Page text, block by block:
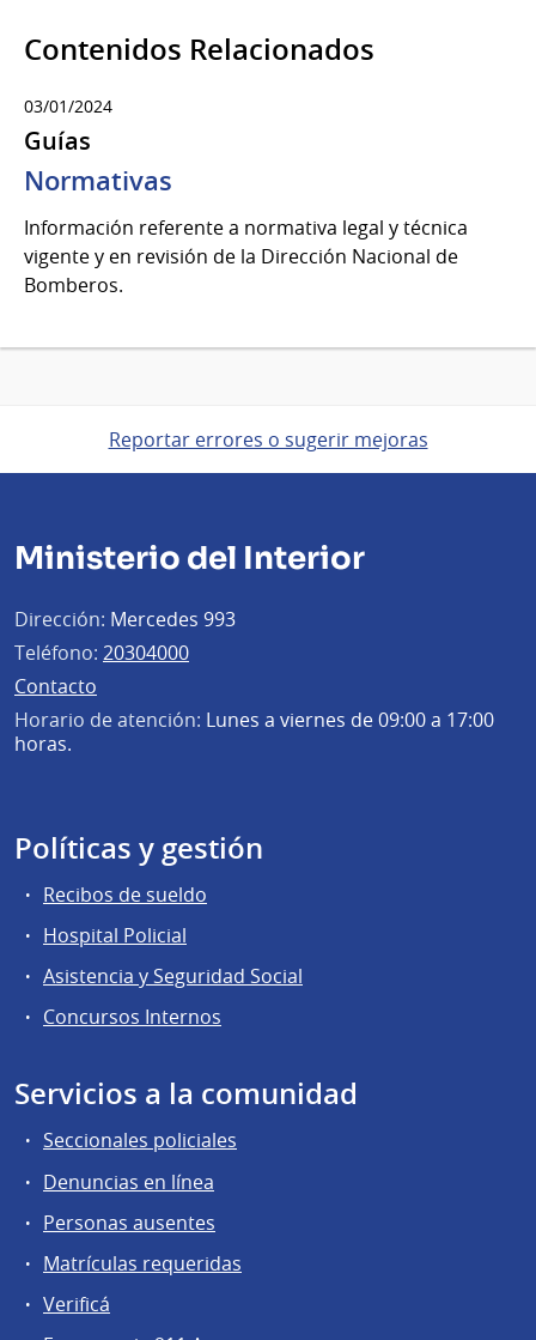
Contenidos Relacionados
03/01/2024
Guías
Normativas
Información referente a normativa legal y técnica
vigente y en revisión de la Dirección Nacional de
Bomberos.
Reportar errores o sugerir mejoras
Ministerio del Interior
Dirección: Mercedes 993
Teléfono: 20304000
Contacto
Horario de atención: Lunes a viernes de 09:00 a 17:00
horas.
Políticas y gestión
Recibos de sueldo
Hospital Policial
Asistencia y Seguridad Social
Concursos Internos
Servicios a la comunidad
Seccionales policiales
Denuncias en línea
Personas ausentes
Matrículas requeridas
Verificá